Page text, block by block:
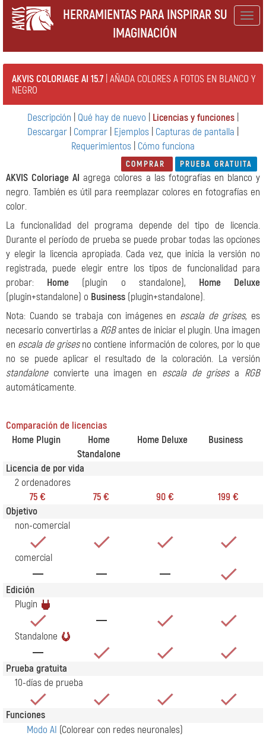
HERRAMIENTAS PARA INSPIRAR SU
IMAGINACIÓN
AKVIS COLORIAGE AI 15.7 | AÑADA COLORES A FOTOS EN BLANCO Y
NEGRO
Descripción Qué hay de nuevo Licencias y funciones
Descargar Comprar Ejemplos Capturas de pantalla
Requerimientos Cómo funciona
COMPRAR PRUEBA GRATUITA
AKVIS Coloriage AI agrega colores a las fotografías en blanco y
negro. También es útil para reemplazar colores en fotografías en
color.
La funcionalidad del programa depende del tipo de licencia.
Durante el período de prueba se puede probar todas las opciones
y elegir la licencia apropiada. Cada vez, que inicia la versión no
registrada, puede elegir entre los tipos de funcionalidad para
probar: Home (plugin o standalone), Home Deluxe
(plugin+standalone) o Business (plugin+standalone).
Nota: Cuando se trabaja con imágenes en escala de grises, es
necesario convertirlas a RGBantes de iniciar el plugin. Una imagen
en escala de grisesno contiene información de colores, por lo que
no se puede aplicar el resultado de la coloración. La versión
standaloneconvierte una imagen en escala de grisesa RGB
automáticamente.
Comparación de licencias
Home Plugin
Home
Standalone
Home Deluxe Business
Licencia de por vida
2 ordenadores
75 €
75 € 90 €
199 €
Objetivo
non-comercial
comercial
Edición
Plugin
Standalone
Prueba gratuita
10-días de prueba
Funciones
Modo AI (Colorear con redes neuronales)